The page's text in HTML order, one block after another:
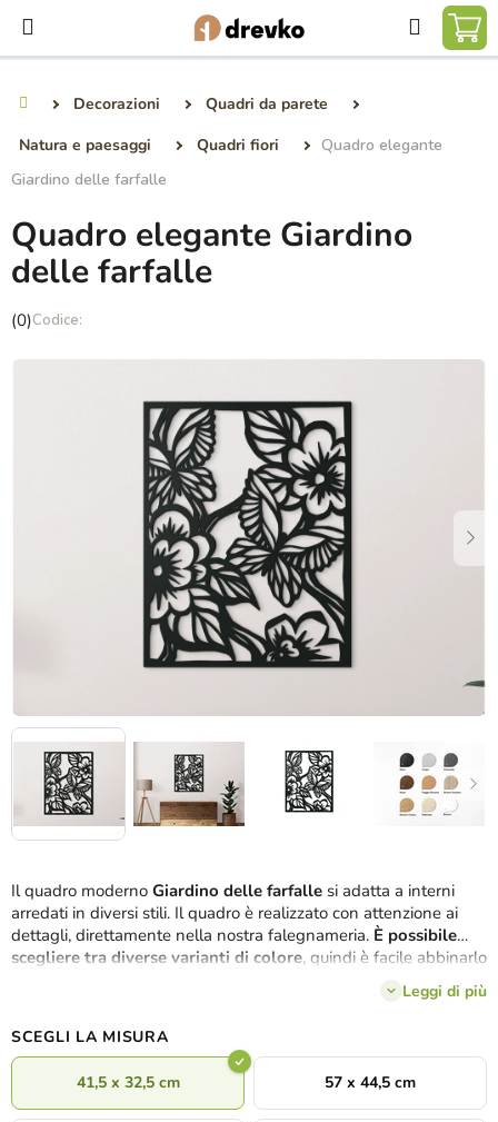
contenuto
Ricerca
Decorazioni
Quadri da parete
Natura e paesaggi
Quadri fiori
Quadro elegante
Giardino delle farfalle
Il quadro moderno Giardino delle farfalle si adatta a interni
arredati in diversi stili. Il quadro è realizzato con attenzione ai
dettagli, direttamente nella nostra falegnameria. È possibile
scegliere tra diverse varianti di colore, quindi è facile abbinarlo
Leggi di più
SCEGLI LA MISURA
41,5 x 32,5 cm 57 x 44,5 cm
Quadro elegante Giardino
delle farfalle
La
media
(0)